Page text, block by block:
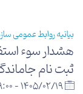
بیانیه روابط عمومی
هشدار سوء
ثبت نام
1405/02/19 - 09:00